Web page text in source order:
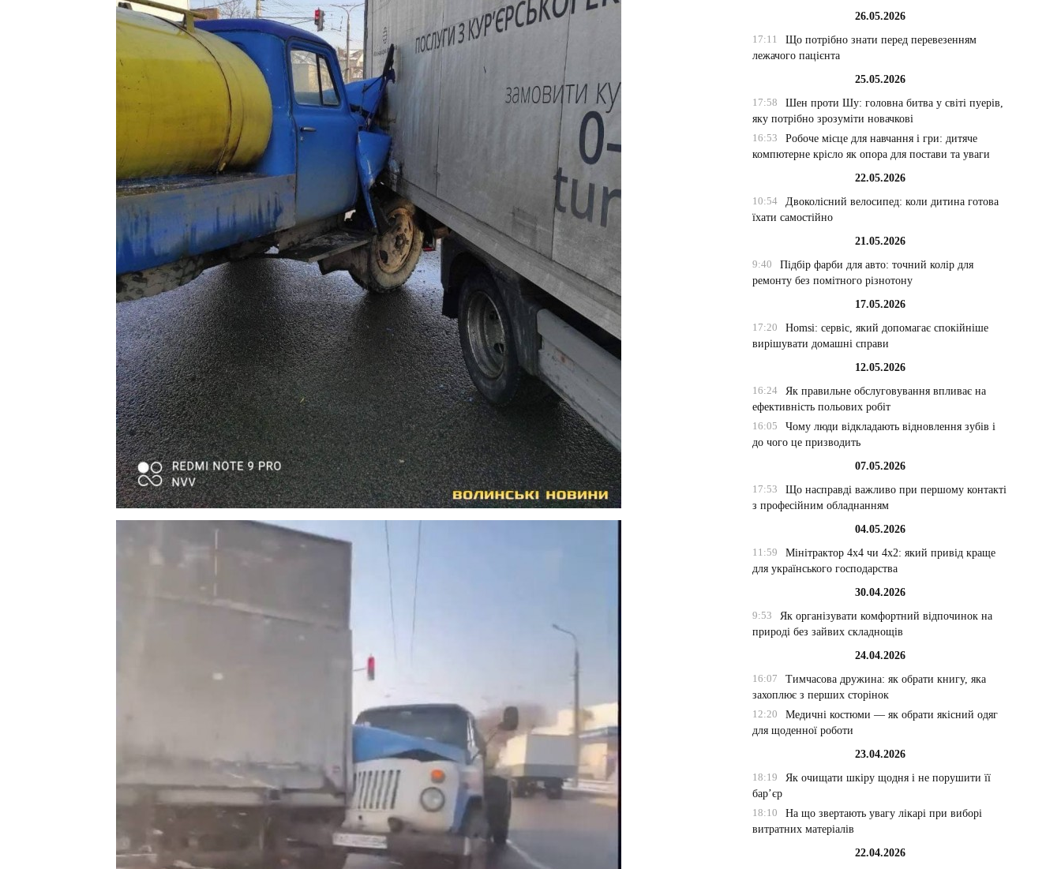
26.05.2026
17:11
Що потрібно знати перед перевезенням
лежачого пацієнта
25.05.2026
17:58
Шен проти Шу: головна битва у світі пуерів,
яку потрібно зрозуміти новачкові
16:53
Робоче місце для навчання і гри: дитяче
компютерне крісло як опора для постави та уваги
22.05.2026
10:54
Двоколісний велосипед: коли дитина готова
їхати самостійно
21.05.2026
9:40
Підбір фарби для авто: точний колір для
ремонту без помітного різнотону
17.05.2026
17:20
Homsi: сервіс, який допомагає спокійніше
вирішувати домашні справи
12.05.2026
16:24
Як правильне обслуговування впливає на
ефективність польових робіт
16:05
Чому люди відкладають відновлення зубів і
до чого це призводить
07.05.2026
17:53
Що насправді важливо при першому контакті
з професійним обладнанням
04.05.2026
11:59
Мінітрактор 4х4 чи 4х2: який привід краще
для українського господарства
30.04.2026
9:53
Як організувати комфортний відпочинок на
природі без зайвих складнощів
24.04.2026
16:07
Тимчасова дружина: як обрати книгу, яка
захоплює з перших сторінок
12:20
Медичні костюми — як обрати якісний одяг
для щоденної роботи
23.04.2026
18:19
Як очищати шкіру щодня і не порушити її
бар’єр
18:10
На що звертають увагу лікарі при виборі
витратних матеріалів
22.04.2026